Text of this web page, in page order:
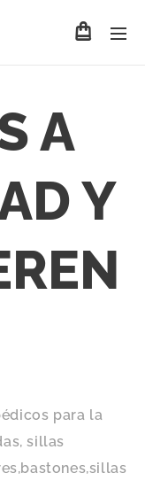
A
Y
para la
sillas